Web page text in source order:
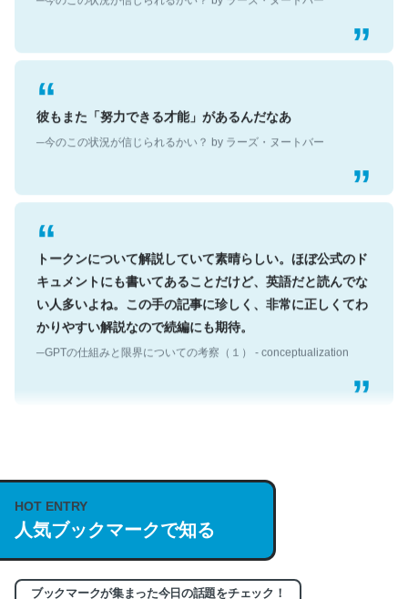
彼もまた「努力できる才能」があるんだなあ
─今のこの状況が信じられるかい？ by ラーズ・ヌートバー
トークンについて解説していて素晴らしい。ほぼ公式のド
キュメントにも書いてあることだけど、英語だと読んでな
い人多いよね。この手の記事に珍しく、非常に正しくてわ
かりやすい解説なので続編にも期待。
─GPTの仕組みと限界についての考察（１） - conceptualization
説してる記事が少ないので貴重な良記事。/続編来た
https://isobe324649.hatenablog.com/entry/2023/03/27
/064121
─GPTの仕組みと限界についての考察（１） - conceptualization
HOT ENTRY
人気ブックマークで知る
ブックマークが集まった今日の話題をチェック！